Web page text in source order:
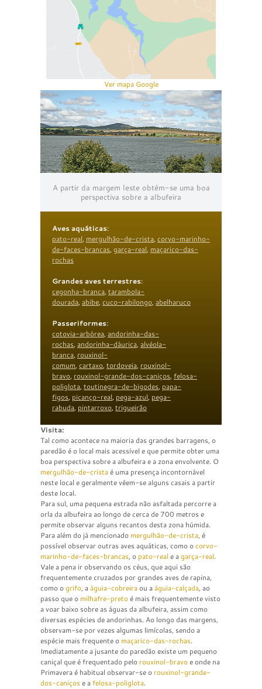
Ver mapa Google
A partir da margem leste obtém-se uma boa
perspectiva sobre a albufeira
Aves aquáticas:
pato-real, mergulhão-de-crista, corvo-marinho-
de-faces-brancas, garça-real, maçarico-das-
rochas
Grandes aves terrestres:
cegonha-branca, tarambola-
dourada, abibe, cuco-rabilongo, abelharuco
Passeriformes:
cotovia-arbórea, andorinha-das-
rochas, andorinha-dáurica, alvéola-
branca, rouxinol-
comum, cartaxo, tordoveia, rouxinol-
bravo, rouxinol-grande-dos-caniços, felosa-
poliglota, toutinegra-de-bigodes, papa-
figos, picanço-real, pega-azul, pega-
rabuda, pintarroxo, trigueirão
Visita:
Tal como acontece na maioria das grandes barragens, o
paredão é o local mais acessível e que permite obter uma
boa perspectiva sobre a albufeira e a zona envolvente. O
mergulhão-de-cristaé uma presença incontornável
neste local e geralmente vêem-se alguns casais a partir
deste local.
Para sul, uma pequena estrada não asfaltada percorre a
orla da albufeira ao longo de cerca de 700 metros e
permite observar alguns recantos desta zona húmida.
Para além do já mencionado mergulhão-de-crista, é
possível observar outras aves aquáticas, como ocorvo-
marinho-de-faces-brancas, o pato-reale agarça-real.
Vale a pena ir observando os céus, que aqui são
frequentemente cruzados por grandes aves de rapina,
como ogrifo, aáguia-cobreiraou aáguia-calçada, ao
passo que o milhafre-pretoé mais frequentemente visto
a voar baixo sobre as águas da albufeira, assim como
diversas espécies de andorinhas. Ao longo das margens,
observam-se por vezes algumas limícolas, sendo a
espécie mais frequente o maçarico-das-rochas.
Imediatamente a jusante do paredão existe um pequeno
caniçal que é frequentado pelo rouxinol-bravoe onde na
Primavera é habitual observar-se o rouxinol-grande-
dos-caniçose afelosa-poliglota.